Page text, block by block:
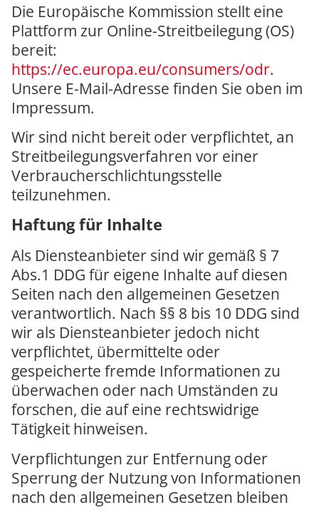
Die Europäische Kommission stellt eine
Plattform zur Online-Streitbeilegung (OS)
bereit:
https://ec.europa.eu/consumers/odr.
Unsere E-Mail-Adresse finden Sie oben im
Impressum.
Wir sind nicht bereit oder verpflichtet, an
Streitbeilegungsverfahren vor einer
Verbraucherschlichtungsstelle
teilzunehmen.
Haftung für Inhalte
Als Diensteanbieter sind wir gemäß § 7
Abs.1 DDG für eigene Inhalte auf diesen
Seiten nach den allgemeinen Gesetzen
verantwortlich. Nach §§ 8 bis 10 DDG sind
wir als Diensteanbieter jedoch nicht
verpflichtet, übermittelte oder
gespeicherte fremde Informationen zu
überwachen oder nach Umständen zu
forschen, die auf eine rechtswidrige
Tätigkeit hinweisen.
Verpflichtungen zur Entfernung oder
Sperrung der Nutzung von Informationen
nach den allgemeinen Gesetzen bleiben